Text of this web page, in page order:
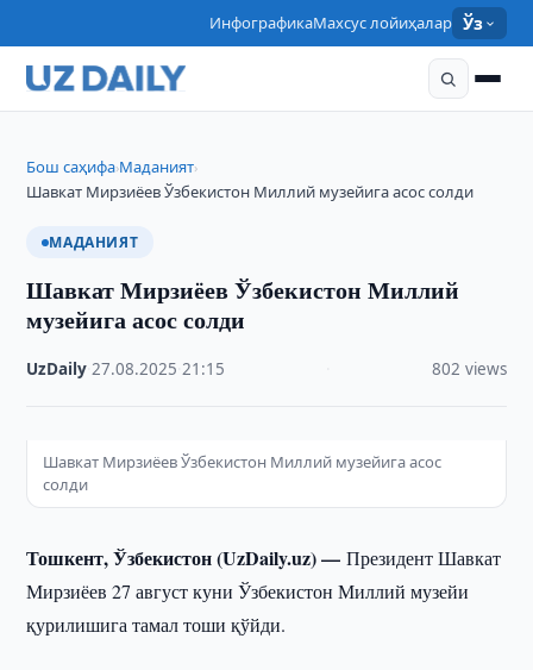
ИнфографикаМахсус лойиҳалар Ўз
Бош саҳифа›Маданият›
Шавкат Мирзиёев Ўзбекистон Миллий музейига асос солди
МАДАНИЯТ
Шавкат Мирзиёев Ўзбекистон Миллий
музейига асос солди
UzDaily ·27.08.2025 ·21:15 802 views
Шавкат Мирзиёев Ўзбекистон Миллий музейига асос
солди
Тошкент, Ўзбекистон (UzDaily.uz) —Президент Шавкат
Мирзиёев 27 август куни Ўзбекистон Миллий музейи
қурилишига тамал тоши қўйди.